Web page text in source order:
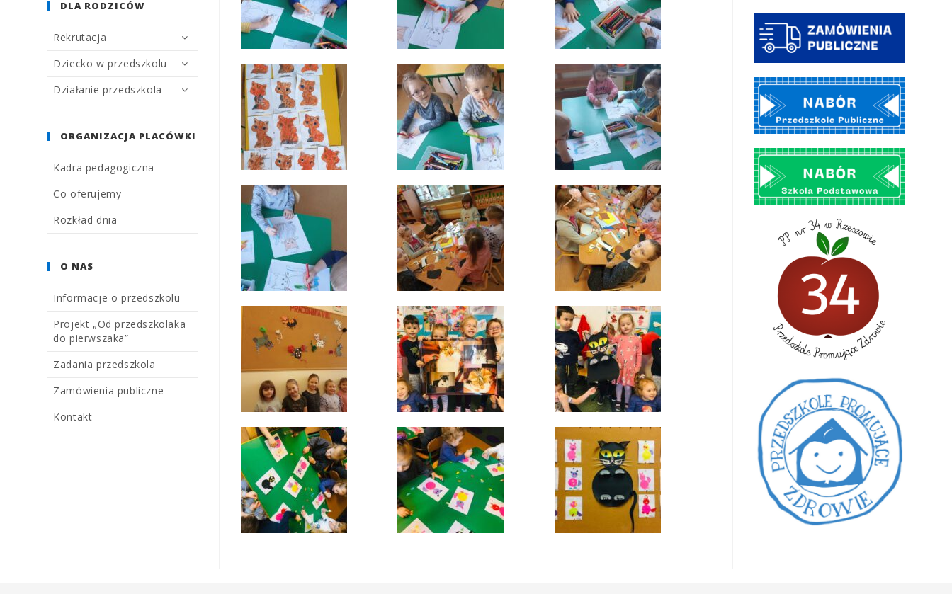
DLA RODZICÓW
Rekrutacja
Dziecko w przedszkolu
Działanie przedszkola
ORGANIZACJA PLACÓWKI
Kadra pedagogiczna
Co oferujemy
Rozkład dnia
O NAS
Informacje o przedszkolu
Projekt „Od przedszkolaka
do pierwszaka”
Zadania przedszkola
Zamówienia publiczne
Kontakt